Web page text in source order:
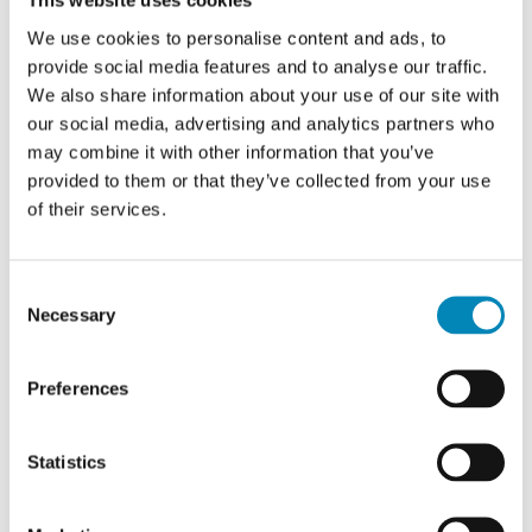
We use cookies to personalise content and ads, to
provide social media features and to analyse our traffic.
We also share information about your use of our site with
our social media, advertising and analytics partners who
may combine it with other information that you’ve
provided to them or that they’ve collected from your use
of their services.
Selection
Necessary
Preferences
Statistics
fuldudtræk/softluk - Bredde:
60 cm
Lev ca. 7 - 10 hverdage
1.323,10 DKK
60 cm
Lev ca. 7 - 10 hverdage
1.326,60 DKK
Multi-Living Emhætteskab
Ring til os - Vi vil så gerne
hjælpe dig!
Når du f.eks skal bestille nyt køkken, badeværelse,
garderobe eller bordplade så kan der være mange
ting du skal tage stilling til - Derfor sidder vores
dygtig kundeservice klar til at hjælpe dig alle ugens
dage fra 9 til 22, og vi vil så gerne hjælpe dig.